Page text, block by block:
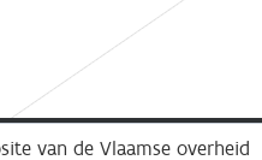
van de Vlaamse overheid